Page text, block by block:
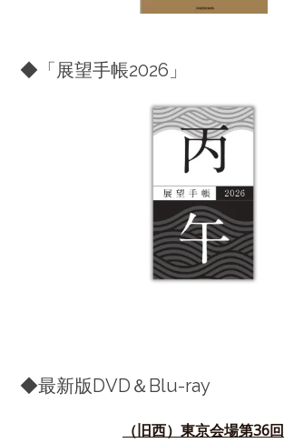
◆「展望手帳2026」
◆最新版DVD＆Blu-ray
（旧西）東京会場第36回